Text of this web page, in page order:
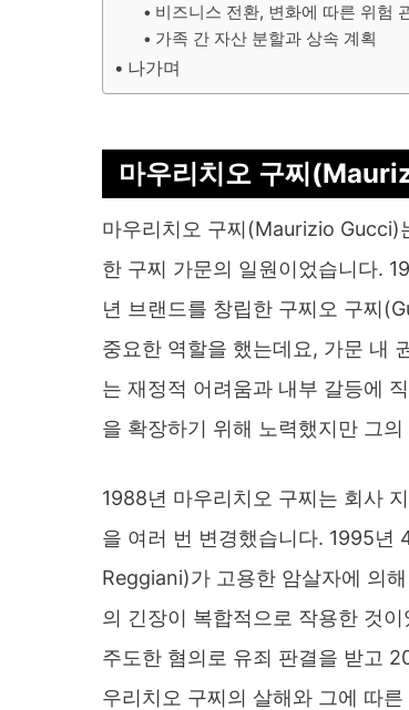
비즈니스 전환, 변화에 따른 위험
가족 간 자산 분할과 상속 계획
나가며
마우리치오 구찌
마우리치오 구찌(Maurizio Gucci)
한 구찌 가문의 일원이었습니다.
년 브랜드를 창립한 구찌오 구찌
중요한 역할을 했는데요, 가문 내
는 재정적 어려움과 내부 갈등에
을 확장하기 위해 노력했지만 그
1988년 마우리치오 구찌는 회사
을 여러 번 변경했습니다. 1995년
Reggiani)가 고용한 암살자에 의
의 긴장이 복합적으로 작용한 것
주도한 혐의로 유죄 판결을 받고
우리치오 구찌의 살해와 그에 따